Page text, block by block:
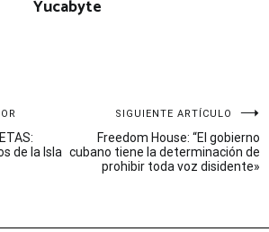
Yucabyte
de la Isla
SIGUIENTE ARTÍCULO
Freedom House: “El gobierno
cubano tiene la determinación de
prohibir toda voz disidente»